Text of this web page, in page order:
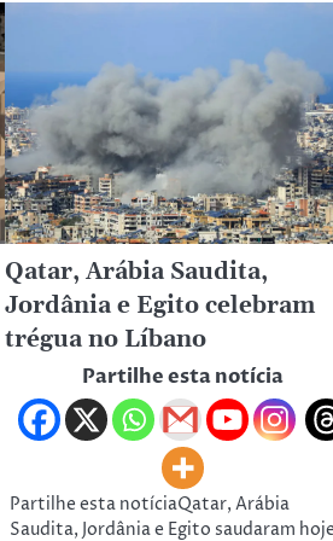
Qatar, Arábia Saudita,
Jordânia e Egito celebram
trégua no Líbano
Partilhe esta notícia
Partilhe esta notíciaQatar, Arábia
Saudita, Jordânia e Egito saudaram